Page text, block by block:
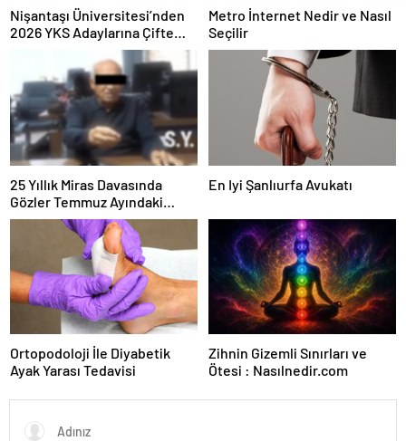
Nişantaşı Üniversitesi’nden
2026 YKS Adaylarına Çifte
Güvence: Sabit Ücret ve
Kesintisiz Burs
Metro İnternet Nedir ve Nasıl
Seçilir
25 Yıllık Miras Davasında
Gözler Temmuz Ayındaki
Karar Duruşmasına Çevrildi
En Iyi Şanlıurfa Avukatı
Ortopodoloji İle Diyabetik
Ayak Yarası Tedavisi
Zihnin Gizemli Sınırları ve
Ötesi : Nasılnedir.com